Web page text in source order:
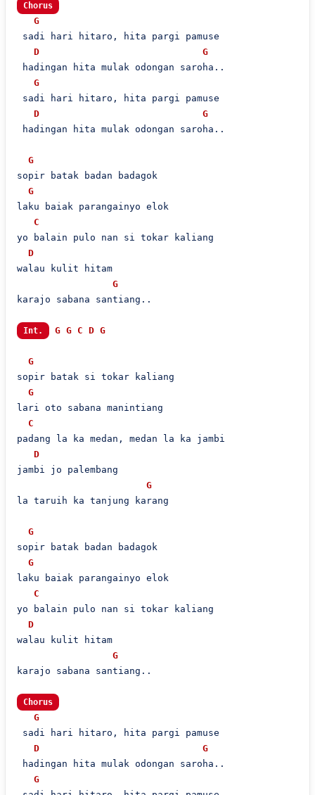
Chorus
G
sadi hari hitaro, hita pargi pamuse
D
G
hadingan hita mulak odongan saroha..
G
sadi hari hitaro, hita pargi pamuse
D
G
hadingan hita mulak odongan saroha..
G
sopir batak badan badagok
G
laku baiak parangainyo elok
C
yo balain pulo nan si tokar kaliang
D
walau kulit hitam
G
karajo sabana santiang..
Int. G G C D G
G
sopir batak si tokar kaliang
G
lari oto sabana manintiang
C
padang la ka medan, medan la ka jambi
D
jambi jo palembang
G
la taruih ka tanjung karang
G
sopir batak badan badagok
G
laku baiak parangainyo elok
C
yo balain pulo nan si tokar kaliang
D
walau kulit hitam
G
karajo sabana santiang..
Chorus
G
sadi hari hitaro, hita pargi pamuse
D
G
hadingan hita mulak odongan saroha..
G